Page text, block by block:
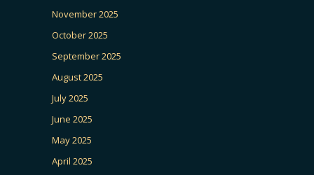
November 2025
October 2025
September 2025
August 2025
July 2025
June 2025
May 2025
April 2025